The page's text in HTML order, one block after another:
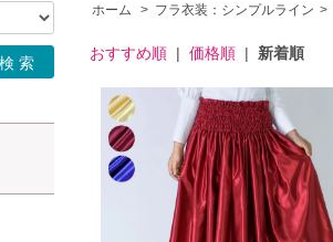
ホーム > フラ衣装：シンプルライン >
おすすめ順| 価格順| 新着順